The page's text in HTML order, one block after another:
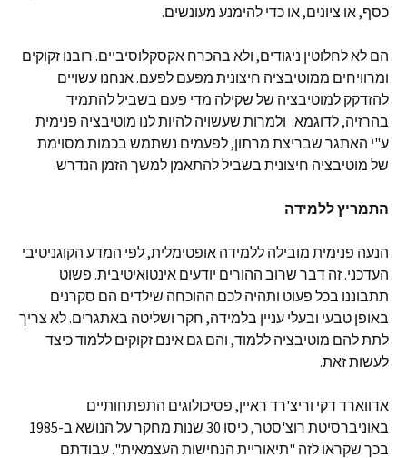
כסף, או ציונים, או כדי להימנע מעונשים.
הם לא לחלוטין ניגודים, ולא בהכרח אקסקלוסיביים. רובנו זקוקים
ומרוויחים ממוטיבציה חיצונית מפעם לפעם. אנחנו עשויים
להזדקק למוטיבציה של שקילה מדי פעם בשביל להתמיד
בהרזיה, לדוגמא. ולמרות שעשויה להיות לנו מוטיבציה פנימית
ע"י האתגר שבריצת מרתון, לפעמים נשתמש בכמות מסוימת
של מוטיבציה חיצונית בשביל להתאמן למשך הזמן הנדרש.
התמריץ ללמידה
הנעה פנימית מובילה ללמידה אופטימלית, לפי המדע הקוגניטיבי
העדכני. זה דבר שרוב ההורים יודעים אינטואיטיבית. פשוט
תתבוננו בכל פעוט ותהיה לכם ההוכחה שילדים הם סקרנים
באופן טבעי ובעלי עניין בלמידה, חקר ושליטה באתגרים. לא צריך
לתת להם מוטיבציה ללמוד, והם גם אינם זקוקים ללמוד כיצד
לעשות זאת.
אדווארד דקי וריצ'רד ראיין, פסיכולוגים התפתחותיים
באוניברסיטת רוצ'סטר, כיסו 30 שנות מחקר על הנושא ב-1985
בכך שקראו לזה "תיאוריית הנחישות העצמאית". עבודתם